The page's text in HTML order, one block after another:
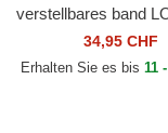
verstellbares band
von Von Dutch34,95 CHF
Erhalten Sie es bis 11